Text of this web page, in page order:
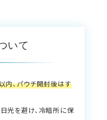
いて
、パウチ開封後はす
光を避け、冷暗所に保